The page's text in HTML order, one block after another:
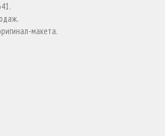
макета.